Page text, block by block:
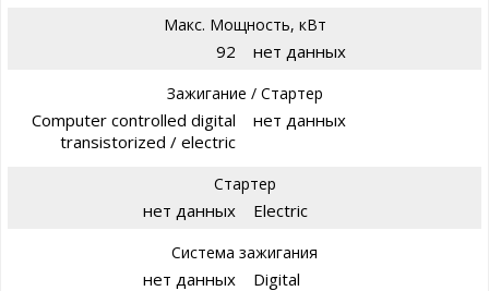
Макс. Мощность, кВт
92 нет данных
Зажигание / Стартер
Computer controlled digital
transistorized / electric
нет данных
Стартер
нет данных Electric
Система зажигания
нет данных Digital